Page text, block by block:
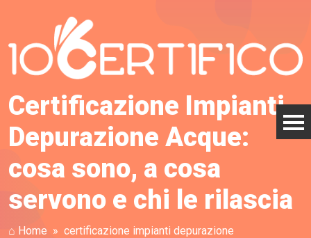
Certificazione Impianti
Depurazione Acque:
cosa sono, a cosa
servono e chi le rilascia
⌂ Home certificazione impianti depurazione